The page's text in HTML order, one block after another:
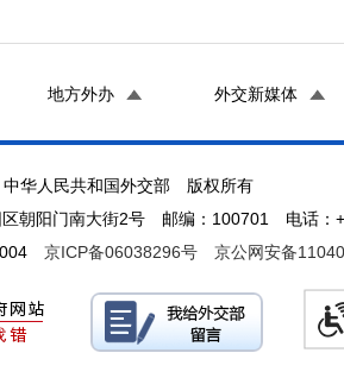
地方外办 外交新媒体
中华人民共和国外交部 版权所有
朝阳门南大街2号 邮编：100701 电话：
京ICP备06038296号 京公网安备